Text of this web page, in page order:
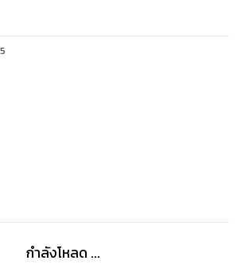
ดื้อดึงดัน ทำให้เขาลงทัณฑ์เธอเป็นเชลย
จตัวเองได้เลยว่า เธอทำให้เขาหวั่นไหวแค่
ยนะ...ฉันเกลียดคุณ...อา...ปล่อยฉัน”
ใจหรือไม่ตั้งใจแต่ร่างกายของเธอก็ได้
รถนา มันรุมเร้าเธอตลอดเวลาที่ปากและผิว
งนี้...ชาลิสาอยากจะตายไปเสียให้ได้ ร่างกาย
ยเปล่าหมดจดต่อหน้าเขา
อเกลียดเขามากที่สุดในโลก
กำลังโหลด ...